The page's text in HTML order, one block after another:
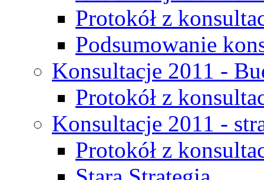
Protokół z
Podsumowanie
Konsultacje 2011 -
Protokół z
Konsultacje 2011 -
Protokół z